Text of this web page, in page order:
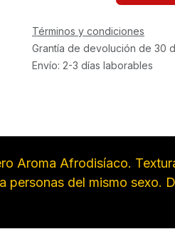
Términos y condiciones
Grantía de devolución de 30
Envío: 2-3 días laborables
Aroma Afrodisíaco.
personas del mismo sexo.